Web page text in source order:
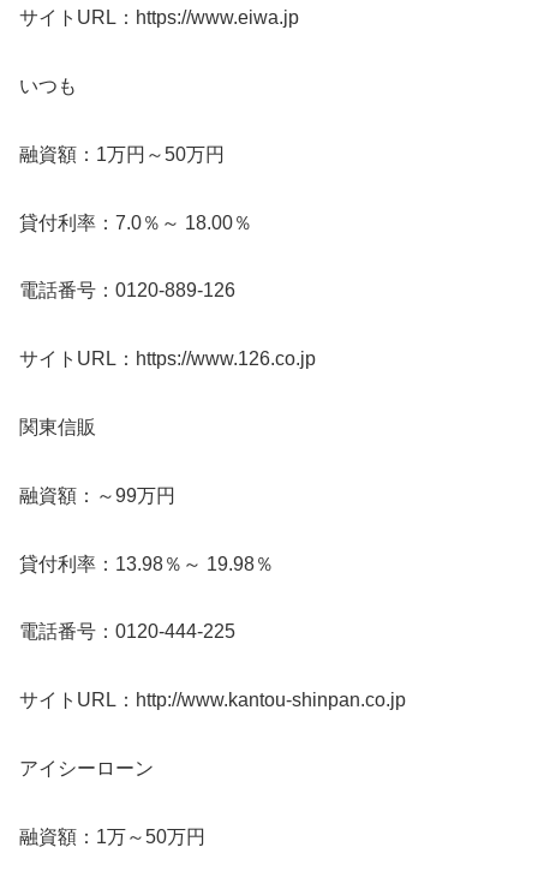
サイトURL：https://www.eiwa.jp
いつも
融資額：1万円～50万円
貸付利率：7.0％～ 18.00％
電話番号：0120-889-126
サイトURL：https://www.126.co.jp
関東信販
融資額：～99万円
貸付利率：13.98％～ 19.98％
電話番号：0120-444-225
サイトURL：http://www.kantou-shinpan.co.jp
アイシーローン
融資額：1万～50万円